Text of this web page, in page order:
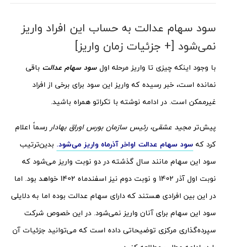
سود سهام عدالت به حساب این افراد واریز
نمی‌شود [+ جزئیات زمان واریز]
با وجود اینکه چیزی تا واریز مرحله اول سود سهام عدالت باقی
نمانده است، خبر رسیده که واریز این سود برای برخی از افراد
غیرممکن است. در ادامه نوشته با تکراتو همراه باشید.
پیش‌تر مجید عشقی، رئیس سازمان بورس اوراق بهادار رسماً اعلام
کرد که سود سهام عدالت اواخر آذرماه واریز می‌شود. بدین‌ترتیب
سود این سهام مانند سال گذشته در دو نوبت واریز می‌شود که
نوبت اول آذر 1402 و نوبت دوم نیز اسفندماه 1402 خواهد بود. اما
در این بین افرادی هستند که دارای سهام عدالت بوده اما به دلایلی
سود این سهام برای آنان واریز نمی‌شود. در این خصوص شرکت
سپرده‌گذاری مرکزی توضیحاتی داده است که می‌توانید جزئیات آن